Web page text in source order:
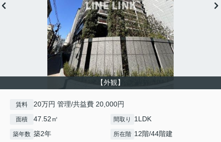
【外観】
賃料 20万円 管理/共益費 20,000円
面積 47.52㎡ 間取り 1LDK
築年数 築2年 所在階 12階/44階建